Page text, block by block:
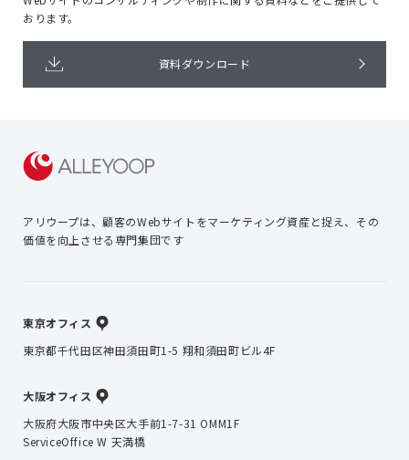
おります。
資料ダウンロード
アリウープは、顧客のWebサイトをマーケティング資産と捉え、 その
価値を向上させる専門集団です
東京オフィス
東京都千代田区神田須田町1-5 翔和須田町ビル4F
大阪オフィス
大阪府大阪市中央区大手前1-7-31 OMM1F
ServiceOffice W 天満橋